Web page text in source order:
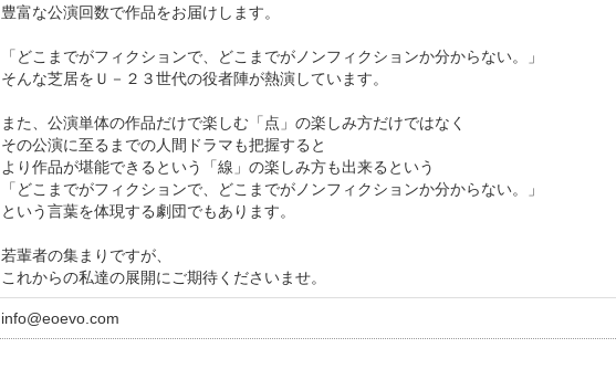
豊富な公演回数で作品をお届けします。
「どこまでがフィクションで、どこまでがノンフィクションか分からない。」
そんな芝居をＵ－２３世代の役者陣が熱演しています。
また、公演単体の作品だけで楽しむ「点」の楽しみ方だけではなく
その公演に至るまでの人間ドラマも把握すると
より作品が堪能できるという「線」の楽しみ方も出来るという
「どこまでがフィクションで、どこまでがノンフィクションか分からない。」
という言葉を体現する劇団でもあります。
若輩者の集まりですが、
これからの私達の展開にご期待くださいませ。
info@eoevo.com